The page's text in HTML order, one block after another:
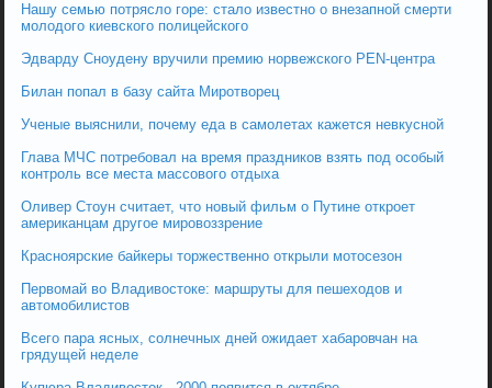
Нашу семью потрясло горе: стало известно о внезапной смерти
молодого киевского полицейского
Эдварду Сноудену вручили премию норвежского PEN-центра
Билан попал в базу сайта Миротворец
Ученые выяснили, почему еда в самолетах кажется невкусной
Глава МЧС потребовал на время праздников взять под особый
контроль все места массового отдыха
Оливер Стоун считает, что новый фильм о Путине откроет
американцам другое мировоззрение
Красноярские байкеры торжественно открыли мотосезон
Первомай во Владивостоке: маршруты для пешеходов и
автомобилистов
Всего пара ясных, солнечных дней ожидает хабаровчан на
грядущей неделе